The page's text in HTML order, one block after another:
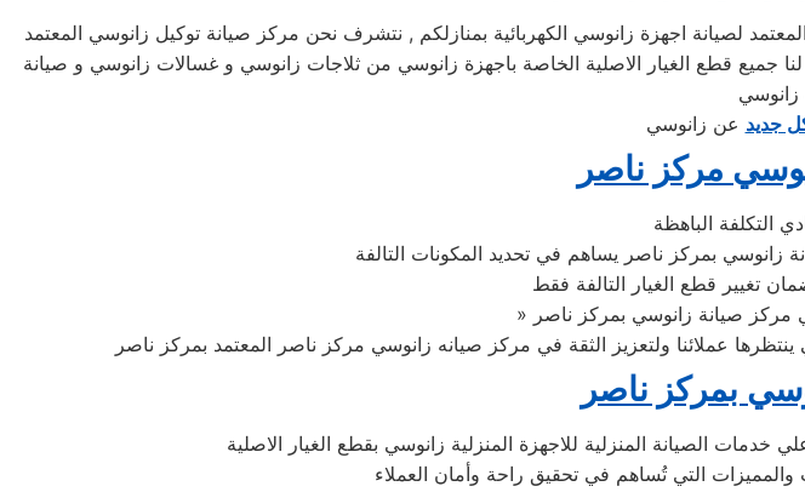
بمركز صيانة زانوسي بمركز ناصر المعتمد لصيانة اجهزة زانوسي الكهربائية بمنازلكم , نتشرف نحن مركز صيانة توكيل زانوسي المعتمد
جميع قطع الغيار الاصلية الخاصة باجهزة زانوسي من ثلاجات زانوسي و غسالات زانوسي و صيانة
زانوسي
جديد عن زانوسي
مركز ناصر
التكلفة الباهظة
زانوسي بمركز ناصر يساهم في تحديد المكونات التالفة
تغيير قطع الغيار التالفة فقط
بمركز ناصر
الصيانة المنزلية للاجهزة المنزلية زانوسي بقطع الغيار الاصلية
التي تُساهم في تحقيق راحة وأمان العملاء